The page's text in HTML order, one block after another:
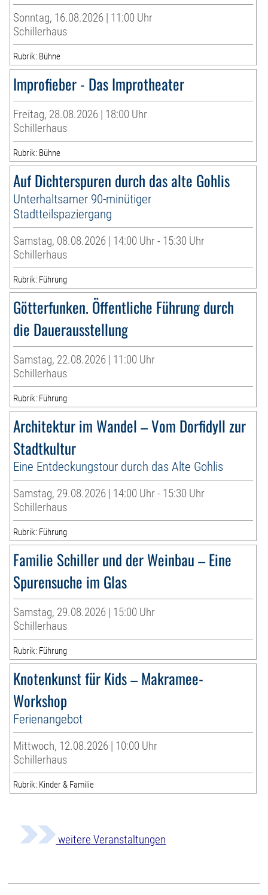
Sonntag, 16.08.2026 | 11:00 Uhr
Schillerhaus
Rubrik: Bühne
Improfieber - Das Improtheater
Freitag, 28.08.2026 | 18:00 Uhr
Schillerhaus
Rubrik: Bühne
Auf Dichterspuren durch das alte Gohlis
Unterhaltsamer 90-minütiger
Stadtteilspaziergang
Samstag, 08.08.2026 | 14:00 Uhr - 15:30 Uhr
Schillerhaus
Rubrik: Führung
Götterfunken. Öffentliche Führung durch
die Dauerausstellung
Samstag, 22.08.2026 | 11:00 Uhr
Schillerhaus
Rubrik: Führung
Architektur im Wandel – Vom Dorfidyll zur
Stadtkultur
Eine Entdeckungstour durch das Alte Gohlis
Samstag, 29.08.2026 | 14:00 Uhr - 15:30 Uhr
Schillerhaus
Rubrik: Führung
Familie Schiller und der Weinbau – Eine
Spurensuche im Glas
Samstag, 29.08.2026 | 15:00 Uhr
Schillerhaus
Rubrik: Führung
Knotenkunst für Kids – Makramee-
Workshop
Ferienangebot
Mittwoch, 12.08.2026 | 10:00 Uhr
Schillerhaus
Rubrik: Kinder & Familie
weitere Veranstaltungen